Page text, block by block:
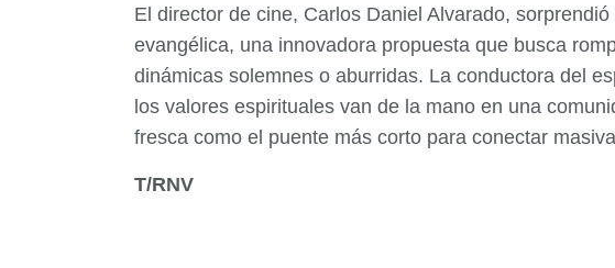
​El director de cine, Carlos Daniel Alvarado,
evangélica, una innovadora propuesta que busca
dinámicas solemnes o aburridas. La conductora del
los valores espirituales van de la mano en una
fresca como el puente más corto para conectar
T/RNV